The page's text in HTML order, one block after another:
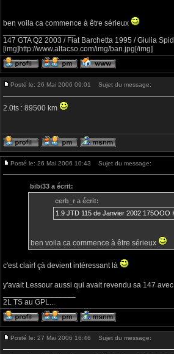
ben voila ca commence à être sérieux
147 GTA Q2 2003 / Fiat Barchetta 1995 / Giulia
[img]http://www.alfacso.com/img/ban.jpg[/img]
Posté le: 26 Mai 2006 09:01 Sujet du message:
2.0ts : 89500 km
Posté le: 26 Mai 2006 10:43 Sujet du message:
bibi33 a écrit:
cerb_r a écrit:
1.9 JTD 115 de Janvier 2002 175OOO
ben voila ca commence à être sérieux
c'est clair! çà devient intéressant là
y'avait Lessour aussi qui avait revendu sa 147
2L TS au GPL...
Posté le: 27 Mai 2006 16:46 Sujet du message: